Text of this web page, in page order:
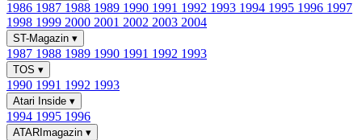
1986 1987 1988 1989 1990 1991 1992 1993 1994 1995 1996 1997
1998 1999 2000 2001 2002 2003 2004
ST-Magazin ▾
1987 1988 1989 1990 1991 1992 1993
TOS ▾
1990 1991 1992 1993
Atari Inside ▾
1994 1995 1996
ATARImagazin ▾